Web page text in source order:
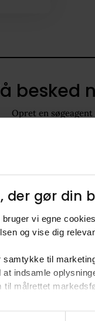
der gør din
bruger vi egne
og vise dig
samtykke til
at indsamle
til målrettet
på ”OK” giver du
besked
Opret en
til